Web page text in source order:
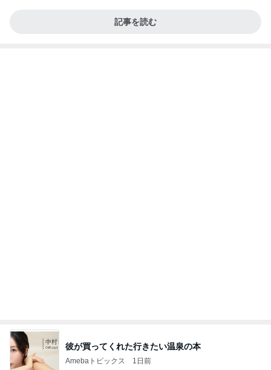
記事を読む
彼が買ってくれた行きたい温泉の本
Amebaトピックス 1日前